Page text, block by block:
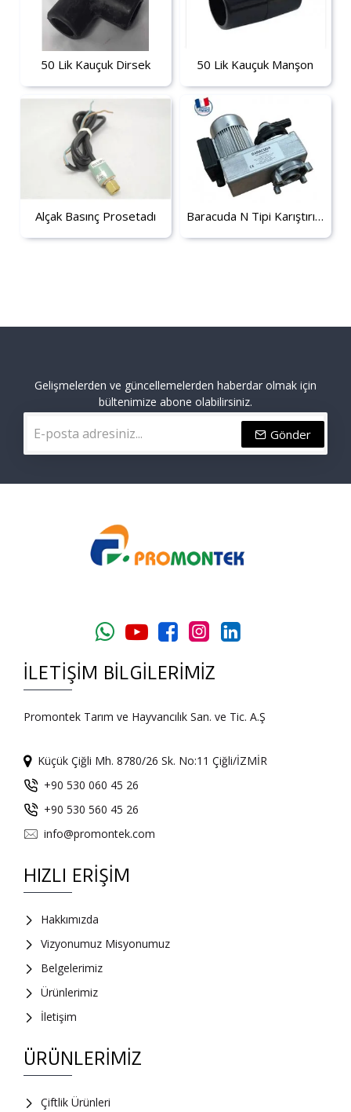
50 Lik Kauçuk Dirsek 50 Lik Kauçuk Manşon
Alçak Basınç Prosetadı Baracuda N Tipi Karıştırıcı Motor 508
Gelişmelerden ve güncellemelerden haberdar olmak için
bültenimize abone olabilirsiniz.
Gönder
İLETIŞIM BILGILERIMIZ
Promontek Tarım ve Hayvancılık San. ve Tic. A.Ş
Küçük Çiğli Mh. 8780/26 Sk. No:11 Çiğli/İZMİR
+90 530 060 45 26
+90 530 560 45 26
info@promontek.com
HIZLI ERIŞIM
Hakkımızda
Vizyonumuz Misyonumuz
Belgelerimiz
Ürünlerimiz
İletişim
ÜRÜNLERIMIZ
Çiftlik Ürünleri